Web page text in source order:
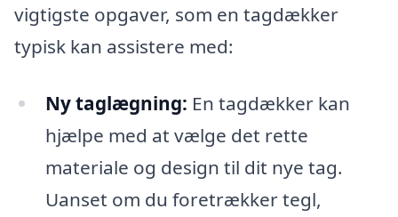
vigtigste opgaver, som en tagdækker
typisk kan assistere med:
Ny taglægning: En tagdækker kan
hjælpe med at vælge det rette
materiale og design til dit nye tag.
Uanset om du foretrækker tegl,